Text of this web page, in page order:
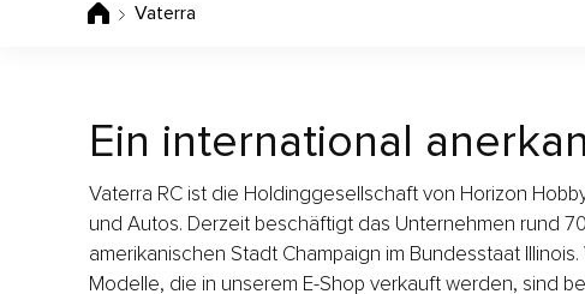
Vaterra
Ein international
Vaterra RC ist die Holdinggesellschaft von Horizon
und Autos. Derzeit beschäftigt das Unternehmen rund
amerikanischen Stadt Champaign im Bundesstaat
Modelle, die in unserem E-Shop verkauft werden, sind